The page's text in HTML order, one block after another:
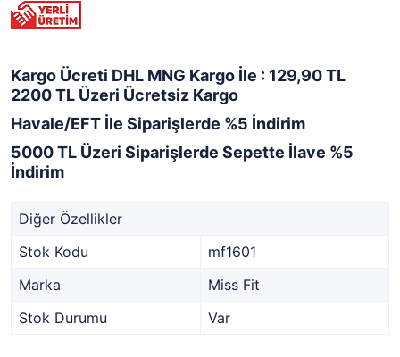
Kargo Ücreti DHL MNG Kargo İle : 129,90 TL
2200 TL Üzeri Ücretsiz Kargo
Havale/EFT İle Siparişlerde %5 İndirim
5000 TL Üzeri Siparişlerde Sepette İlave %5
İndirim
Diğer Özellikler
Stok Kodu
mf1601
Marka
Miss Fit
Stok Durumu
Var